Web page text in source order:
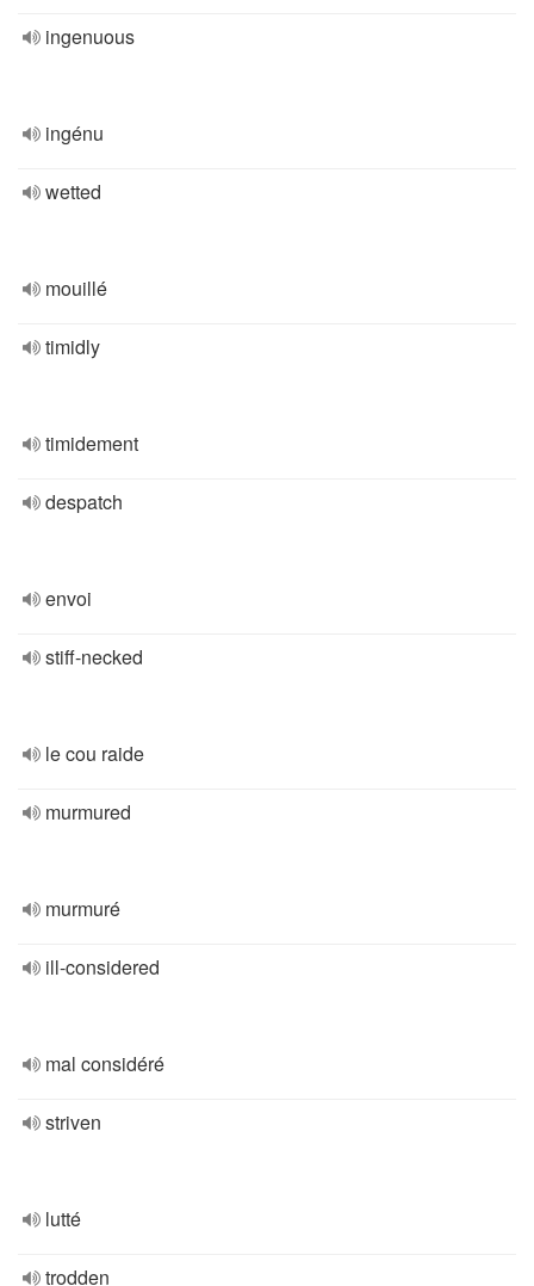
ingenuous
ingénu
wetted
mouillé
timidly
timidement
despatch
envoi
stiff-necked
le cou raide
murmured
murmuré
ill-considered
mal considéré
striven
lutté
trodden